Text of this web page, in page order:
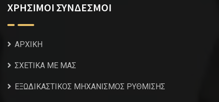
ΧΡΗΣΙΜΟΙ ΣΥΝΔΕΣΜΟΙ
ΑΡΧΙΚΗ
ΣΧΕΤΙΚΑ ΜΕ ΜΑΣ
ΕΞΩΔΙΚΑΣΤΙΚΟΣ ΜΗΧΑΝΙΣΜΟΣ ΡΥΘΜΙΣΗΣ